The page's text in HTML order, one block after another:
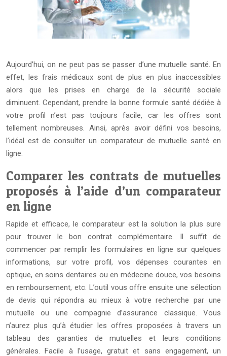
Aujourd’hui, on ne peut pas se passer d’une mutuelle santé. En
effet, les frais médicaux sont de plus en plus inaccessibles
alors que les prises en charge de la sécurité sociale
diminuent. Cependant, prendre la bonne formule santé dédiée à
votre profil n’est pas toujours facile, car les offres sont
tellement nombreuses. Ainsi, après avoir défini vos besoins,
l’idéal est de consulter un comparateur de mutuelle santé en
ligne.
Comparer les contrats de mutuelles
proposés à l’aide d’un comparateur
en ligne
Rapide et efficace, le comparateur est la solution la plus sure
pour trouver le bon contrat complémentaire. Il suffit de
commencer par remplir les formulaires en ligne sur quelques
informations, sur votre profil, vos dépenses courantes en
optique, en soins dentaires ou en médecine douce, vos besoins
en remboursement, etc. L’outil vous offre ensuite une sélection
de devis qui répondra au mieux à votre recherche par une
mutuelle ou une compagnie d’assurance classique. Vous
n’aurez plus qu’à étudier les offres proposées à travers un
tableau des garanties de mutuelles et leurs conditions
générales. Facile à l’usage, gratuit et sans engagement, un